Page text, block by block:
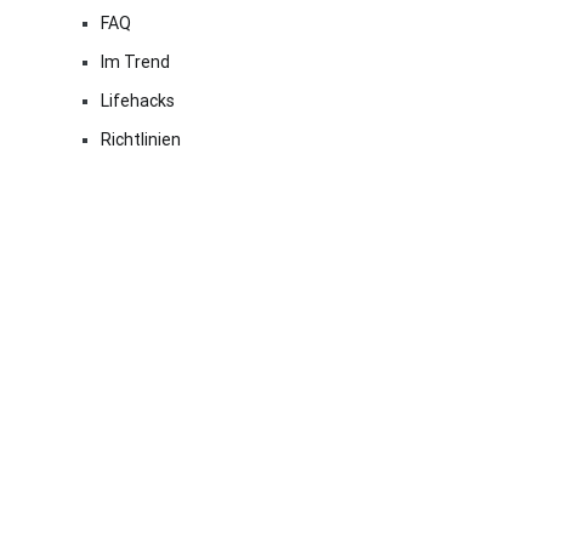
FAQ
Im Trend
Lifehacks
Richtlinien